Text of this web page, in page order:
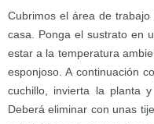
Cubrimos el área de
casa. Ponga el sustrato en
estar a la temperatura
esponjoso. A continuación
cuchillo, invierta la planta
Deberá eliminar con unas